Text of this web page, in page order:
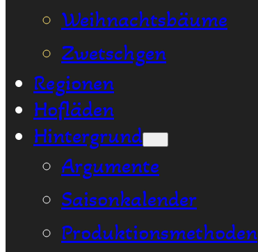
Weihnachtsbäume
Zwetschgen
Regionen
Hofläden
Hintergrund
Argumente
Saisonkalender
Produktionsmethoden